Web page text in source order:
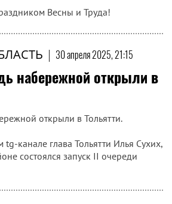
Весны и Труда!
| 30 апреля 2025, 21:15
набережной открыли в
открыли в Тольятти.
канале глава Тольятти Илья Сухих,
состоялся запуск II очереди